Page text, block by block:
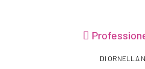
DI ORNELLA